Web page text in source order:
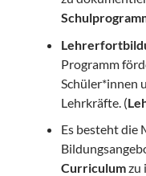
Programm
Schüler*innen
Lehrkräfte. (
Es besteht die
Curriculumzu